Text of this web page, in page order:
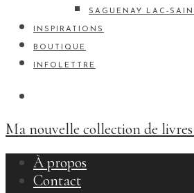
SAGUENAY LAC-
INSPIRATIONS
BOUTIQUE
INFOLETTRE
Ma nouvelle collection de
À propos
Contact